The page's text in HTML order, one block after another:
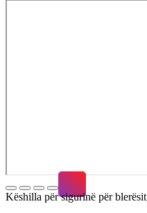
Këshilla për sigurinë për blerësit